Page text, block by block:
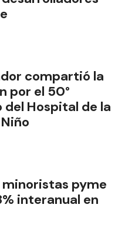
compartió la
por el 50°
del Hospital de la
minoristas pyme
interanual en